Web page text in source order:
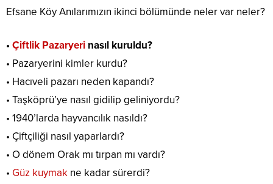
Efsane Köy Anılarımızın ikinci bölümünde neler var neler?
• Çiftlik Pazaryeri nasıl kuruldu?
• Pazaryerini kimler kurdu?
• Hacıveli pazarı neden kapandı?
• Taşköprü’ye nasıl gidilip geliniyordu?
• 1940’larda hayvancılık nasıldı?
• Çiftçiliği nasıl yaparlardı?
• O dönem Orak mı tırpan mı vardı?
• Güz kuymak ne kadar sürerdi?